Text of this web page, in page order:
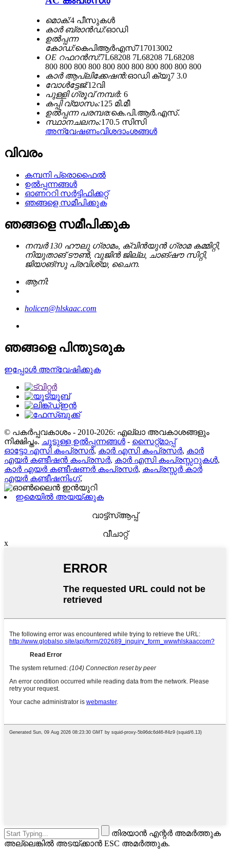
മൊക്:4 പീസുകൾ
കാർ ബ്രാൻഡ്:ഓഡി
ഉൽപ്പന്ന
കോഡ്:കെപിആർഎസ്717013002
OE റഫറൻസ്:7L68208 7L68208 7L68208
800 800 800 800 800 800 800 800 800 800 800
കാർ ആപ്ലിക്കേഷൻ:ഓഡി ക്യു7 3.0
വോൾട്ടേജ്:12വി
പുള്ളി ഗ്രൂവ് നമ്പർ: 6
കപ്പി വ്യാസം:125 മി.മീ
ഉൽപ്പന്ന പരമ്പര:കെ.പി.ആർ.എസ്.
സ്ഥാനചലനം:170.5 സിസി
അന്വേഷണംവിശദാംശങ്ങൾ
വിവരം
കമ്പനി പ്രൊഫൈൽ
ഉൽപ്പന്നങ്ങൾ
ഓണററി സർട്ടിഫിക്കറ്റ്
ഞങ്ങളെ സമീപിക്കുക
ഞങ്ങളെ സമീപിക്കുക
നമ്പർ 130 ഹൗലു ഗ്രാമം, ക്വിൻയുൻ ഗ്രാമ കമ്മിറ്റി,
നിയുതാങ് ടൗൺ, വുജിൻ ജില്ല, ചാങ്‌ഷൗ സിറ്റി,
ജിയാങ്‌സു പ്രവിശ്യ, ചൈന.
ആനി:
holicen@hlskaac.com
ഞങ്ങളെ പിന്തുടരുക
ഇപ്പോൾ അന്വേഷിക്കുക
© പകർപ്പവകാശം - 2010-2026: എല്ലാ അവകാശങ്ങളും
നിക്ഷിപ്തം. ചൂടുള്ള ഉൽപ്പന്നങ്ങൾ - സൈറ്റ്മാപ്പ്
ഓട്ടോ എസി കംപ്രസർ, കാർ എസി കംപ്രസർ, കാർ
എയർ കണ്ടീഷൻ കംപ്രസർ, കാർ എസി കംപ്രസ്സറുകൾ,
കാർ എയർ കണ്ടീഷണർ കംപ്രസർ, കംപ്രസ്സർ കാർ
എയർ കണ്ടീഷനിംഗ്,
ഇമെയിൽ അയയ്ക്കുക
വാട്ട്‌സ്ആപ്പ്
വീചാറ്റ്
x
തിരയാൻ എന്റർ അമർത്തുക
അല്ലെങ്കിൽ അടയ്ക്കാൻ ESC അമർത്തുക.